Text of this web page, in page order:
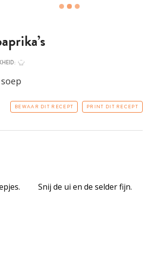
BEWAAR DIT RECEPT PRINT DIT RECEPT
Snij de ui en de selder fijn.